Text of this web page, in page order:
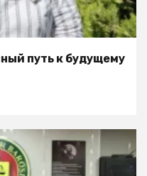
путь к будущему